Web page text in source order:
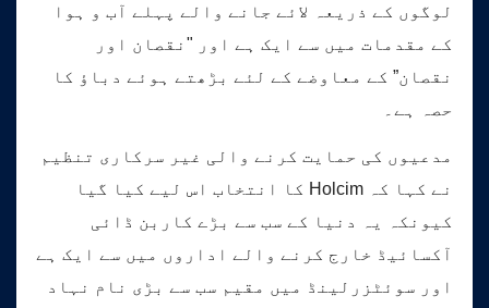
لوگوں کے ذریعہ لائے جانے والے پہلے آب و ہوا
کے مقدمات میں سے ایک ہے اور "نقصان اور
نقصان” کے معاوضے کے لئے بڑھتے ہوئے دباؤ کا
حصہ ہے۔
مدعیوں کی حمایت کرنے والی غیر سرکاری تنظیم
نے کہا کہ Holcim کا انتخاب اس لیے کیا گیا
کیونکہ یہ دنیا کے سب سے بڑے کاربن ڈائی
آکسائیڈ خارج کرنے والے اداروں میں سے ایک ہے
اور سوئٹزرلینڈ میں مقیم سب سے بڑی نام نہاد